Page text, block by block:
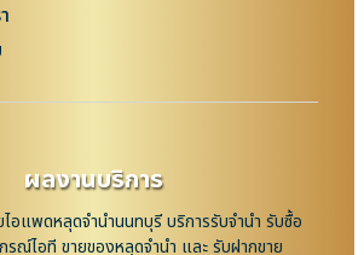
ผลงานบริการ
ไอแพดหลุดจำนำนนทบุรี บริการรับจำนำ รับซื้อ
รณ์ไอที ขายของหลุดจำนำ และ รับฝากขาย